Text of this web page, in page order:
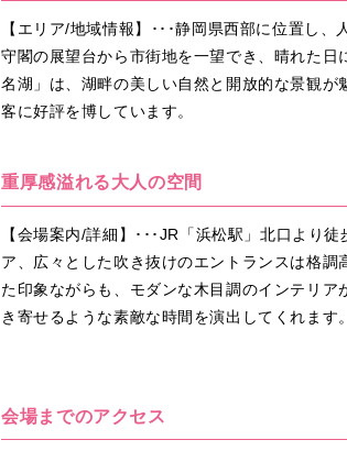
【エリア/地域情報】･･･静岡県西部に位置し
守閣の展望台から市街地を一望でき、晴れた
名湖」は、湖畔の美しい自然と開放的な景観
客に好評を博しています。
重厚感溢れる大人の空間
【会場案内/詳細】･･･JR「浜松駅」北口より
ア、広々とした吹き抜けのエントランスは格
た印象ながらも、モダンな木目調のインテリ
き寄せるような素敵な時間を演出してくれます。
会場までのアクセス